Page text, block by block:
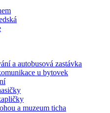
a autobusová zastávka
u bytovek
a muzeum ticha